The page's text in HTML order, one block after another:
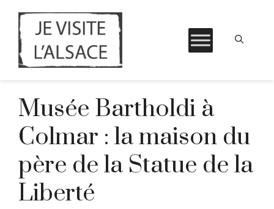
contenuMusée Bartholdi à
Colmar : la maison du
père de la Statue de la
Liberté